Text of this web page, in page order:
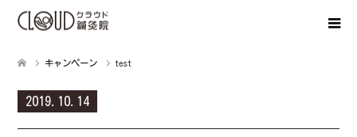
キャンペーン test
2019.10.14